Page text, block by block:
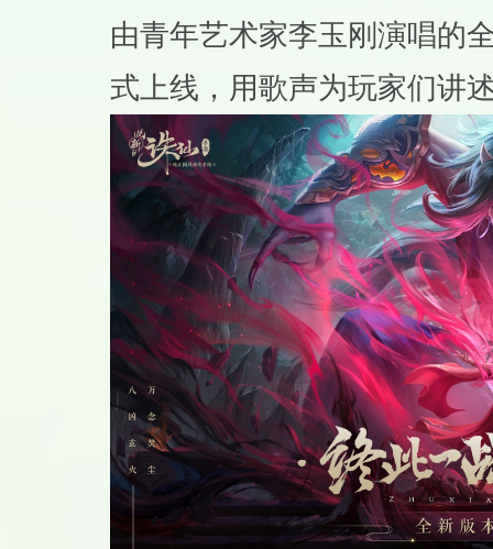
由青年艺术家李玉刚演唱的
式上线，用歌声为玩家们讲